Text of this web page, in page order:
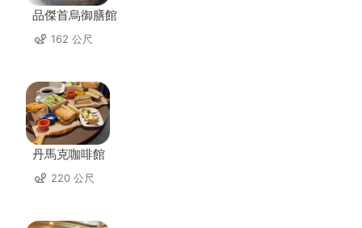
品傑首烏御膳館
162 公尺
丹馬克咖啡館
220 公尺